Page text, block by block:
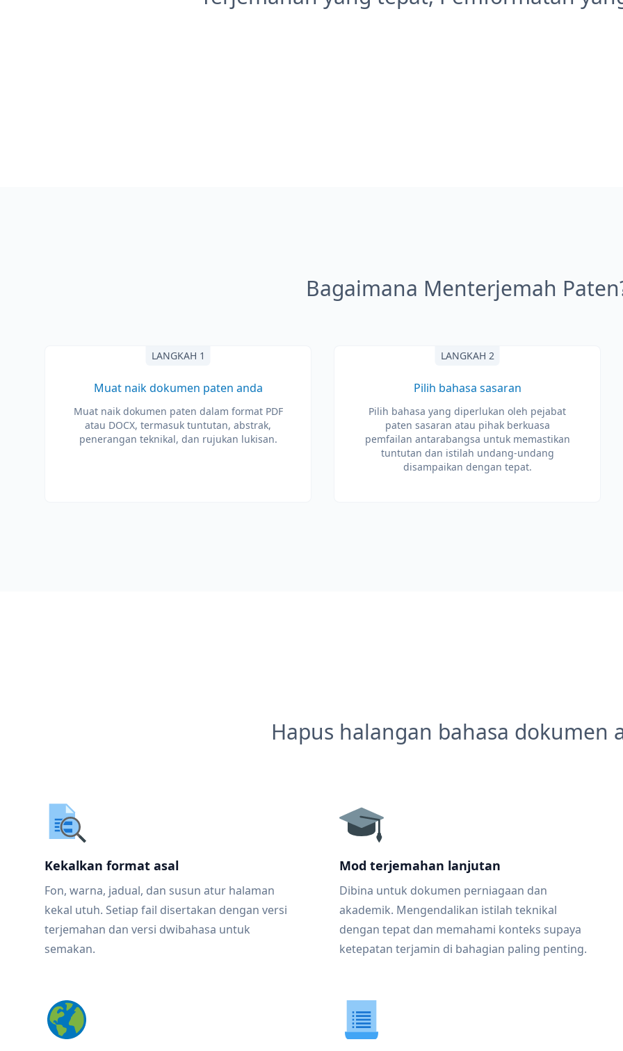
Bagaimana Menterjemah
LANGKAH 1
Muat naik dokumen paten anda
Muat naik dokumen paten dalam format PDF
atau DOCX, termasuk tuntutan, abstrak,
penerangan teknikal, dan rujukan lukisan.
LANGKAH 2
Pilih bahasa sasaran
Pilih bahasa yang diperlukan oleh pejabat
paten sasaran atau pihak berkuasa
pemfailan antarabangsa untuk memastikan
tuntutan dan istilah undang-undang
disampaikan dengan tepat.
Hapus halangan bahasa dokumen
Kekalkan format asal
Fon, warna, jadual, dan susun atur halaman
kekal utuh. Setiap fail disertakan dengan versi
terjemahan dan versi dwibahasa untuk
semakan.
Mod terjemahan lanjutan
Dibina untuk dokumen perniagaan dan
akademik. Mengendalikan istilah teknikal
dengan tepat dan memahami konteks supaya
ketepatan terjamin di bahagian paling penting.